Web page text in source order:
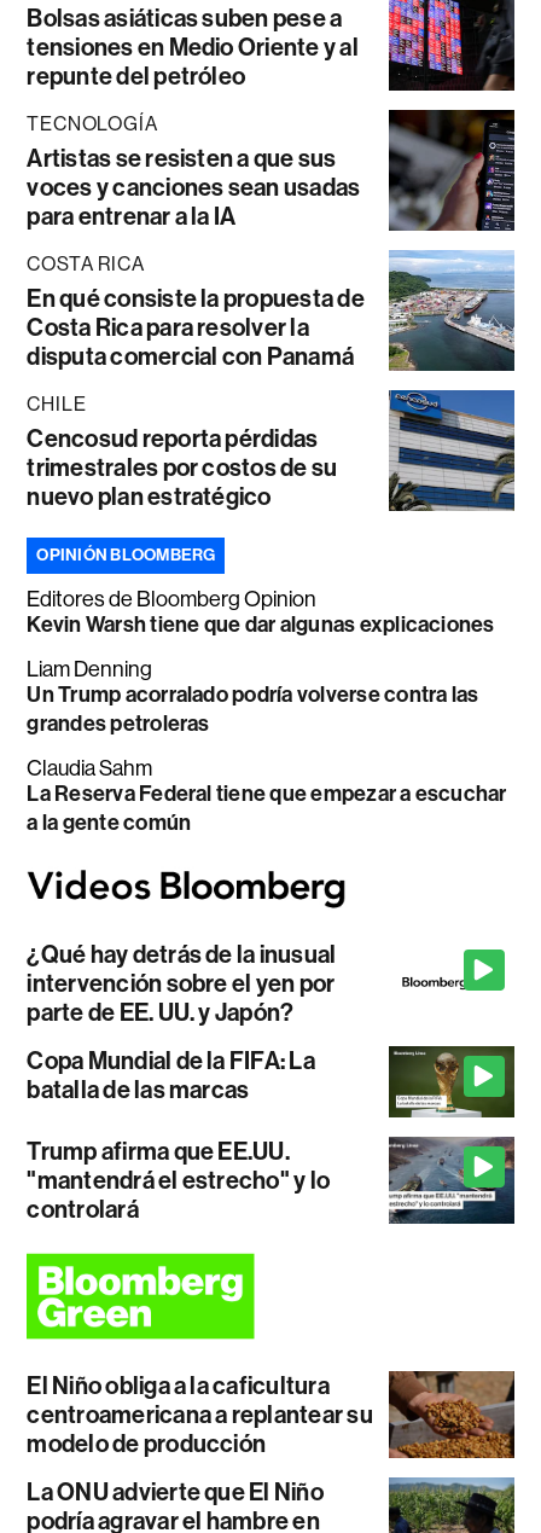
Bolsas asiáticas suben pese a
tensiones en Medio Oriente y al
repunte del petróleo
TECNOLOGÍA
Artistas se resisten a que sus
voces y canciones sean usadas
para entrenar a la IA
COSTA RICA
En qué consiste la propuesta de
Costa Rica para resolver la
disputa comercial con Panamá
CHILE
Cencosud reporta pérdidas
trimestrales por costos de su
nuevo plan estratégico
OPINIÓN BLOOMBERG
Editores de Bloomberg Opinion
Kevin Warsh tiene que dar algunas explicaciones
Liam Denning
Un Trump acorralado podría volverse contra las
grandes petroleras
Claudia Sahm
La Reserva Federal tiene que empezar a escuchar
a la gente común
¿Qué hay detrás de la inusual
intervención sobre el yen por
parte de EE. UU. y Japón?
Copa Mundial de la FIFA: La
batalla de las marcas
Trump afirma que EE.UU.
"mantendrá el estrecho" y lo
controlará
El Niño obliga a la caficultura
centroamericana a replantear su
modelo de producción
La ONU advierte que El Niño
podría agravar el hambre en